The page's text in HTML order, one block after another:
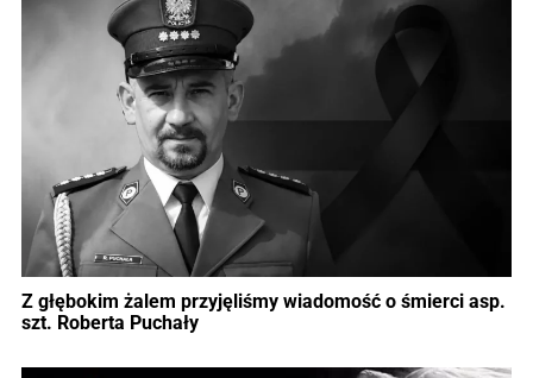
Z głębokim żalem przyjęliśmy wiadomość o śmierci asp.
szt. Roberta Puchały